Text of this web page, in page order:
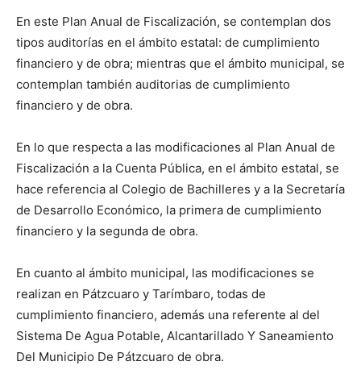
En este Plan Anual de Fiscalización, se contemplan dos
tipos auditorías en el ámbito estatal: de cumplimiento
financiero y de obra; mientras que el ámbito municipal, se
contemplan también auditorias de cumplimiento
financiero y de obra.
En lo que respecta a las modificaciones al Plan Anual de
Fiscalización a la Cuenta Pública, en el ámbito estatal, se
hace referencia al Colegio de Bachilleres y a la Secretaría
de Desarrollo Económico, la primera de cumplimiento
financiero y la segunda de obra.
En cuanto al ámbito municipal, las modificaciones se
realizan en Pátzcuaro y Tarímbaro, todas de
cumplimiento financiero, además una referente al del
Sistema De Agua Potable, Alcantarillado Y Saneamiento
Del Municipio De Pátzcuaro de obra.